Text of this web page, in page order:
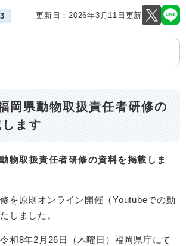
更新日：2026年3月11日更新
岡県動物取扱責任者研修の
ます
物取扱責任者研修の資料を掲載しま
を原則オンライン開催（Youtubeでの動
しました。
和8年2月26日（木曜日）福岡県庁にて